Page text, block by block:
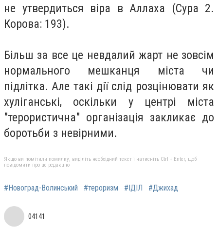
не утвердиться віра в Аллаха (Сура 2.
Корова: 193).
Більш за все це невдалий жарт не зовсім
нормального мешканця міста чи
підлітка. Але такі дії слід розцінювати як
хуліганські, оскільки у центрі міста
"терористична" організація закликає до
боротьби з невірними.
Якщо ви помітили помилку, виділіть необхідний текст і натисніть Ctrl + Enter, щоб
повідомити про це редакцію
#Новоград-Волинський #тероризм #ІДІЛ #Джихад
04141